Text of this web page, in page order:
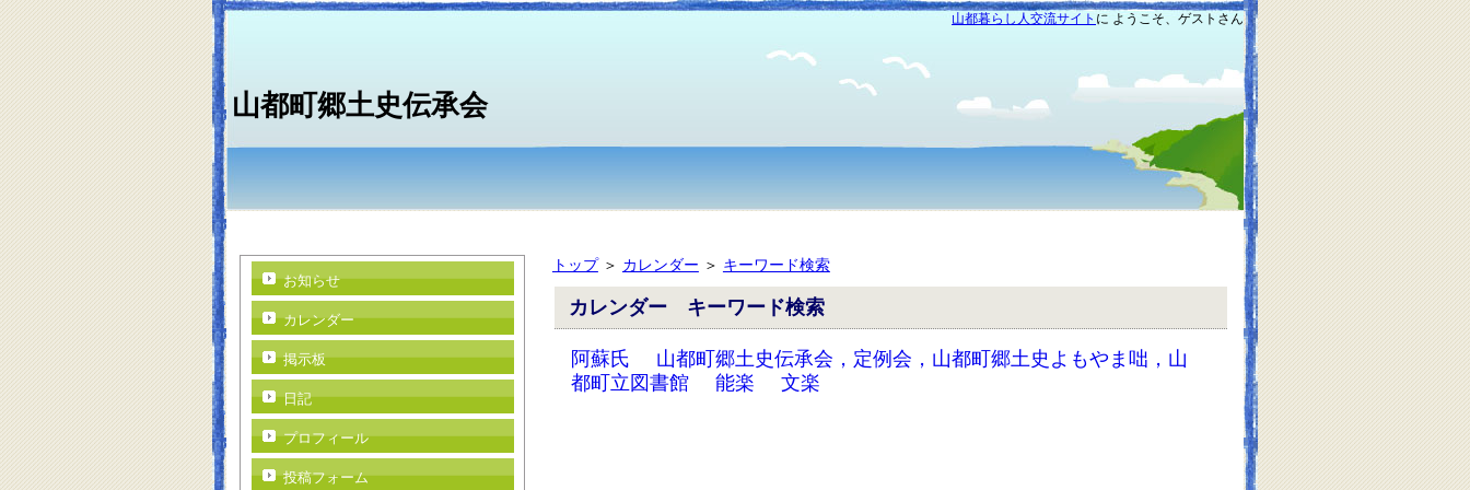
山都暮らし人交流サイト に ようこそ、ゲストさん
山都町郷土史伝承会
トップ＞ カレンダー ＞ キーワード検索
カレンダー キーワード検索
阿蘇氏
山都町郷土史伝承会，定例会，山都町郷土史よもやま咄，山
都町立図書館
能楽 文楽
お知らせ
カレンダー
掲示板
日記
プロフィール
投稿フォーム